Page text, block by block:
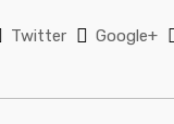
Twitter Google+